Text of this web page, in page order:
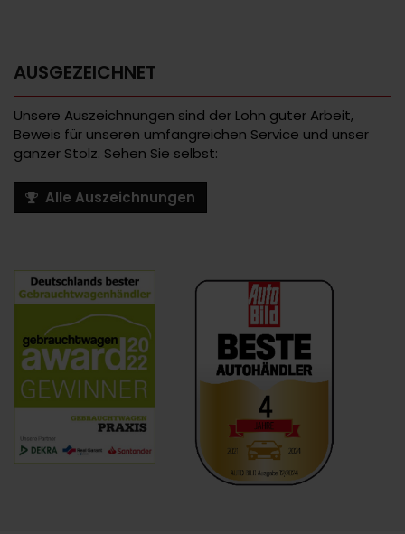
AUSGEZEICHNET
Unsere Auszeichnungen sind der Lohn guter Arbeit,
Beweis für unseren umfangreichen Service und unser
ganzer Stolz. Sehen Sie selbst:
Alle Auszeichnungen